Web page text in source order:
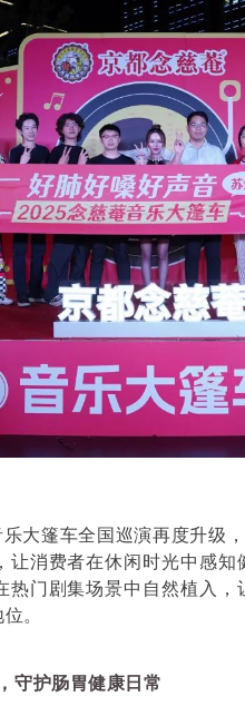
乐大篷车全国巡演再度升级
让消费者在休闲时光中感
热门剧集场景中自然植入
。
守护肠胃健康日常